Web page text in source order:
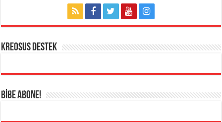
KREOSUS DESTEK
BİBE ABONE!